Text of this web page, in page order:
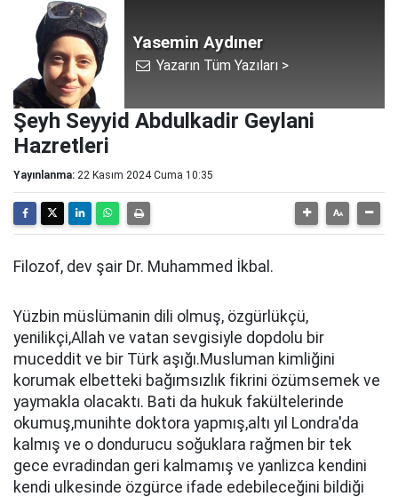
Yasemin Aydıner
Yazarın Tüm Yazıları >
Şeyh Seyyid Abdulkadir Geylani
Hazretleri
Yayınlanma: 22 Kasım 2024 Cuma 10:35
Filozof, dev şair Dr. Muhammed İkbal.
Yüzbin müslümanin dili olmuş, özgürlükçü,
yenilikçi,Allah ve vatan sevgisiyle dopdolu bir
muceddit ve bir Türk aşığı.Musluman kimliğini
korumak elbetteki bağımsızlık fikrini özümsemek ve
yaymakla olacaktı. Bati da hukuk fakültelerinde
okumuş,munihte doktora yapmış,altı yıl Londra'da
kalmış ve o dondurucu soğuklara rağmen bir tek
gece evradindan geri kalmamış ve yanlizca kendini
kendi ulkesinde özgürce ifade edebileceğini bildiği